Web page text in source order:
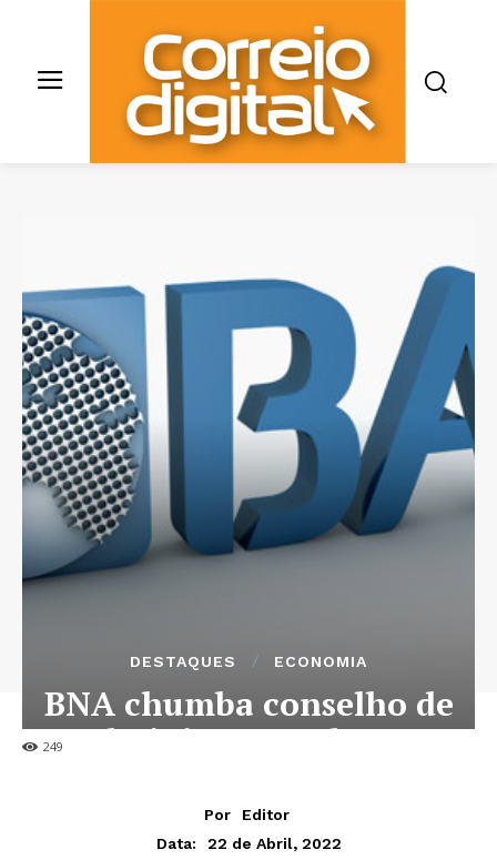
249
DESTAQUES ECONOMIA
BNA chumba conselho de
Administração do BAI
Por
Editor
Data:
22 de Abril, 2022